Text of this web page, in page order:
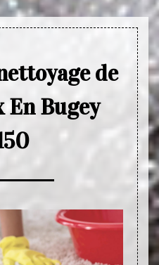
de
En Bugey